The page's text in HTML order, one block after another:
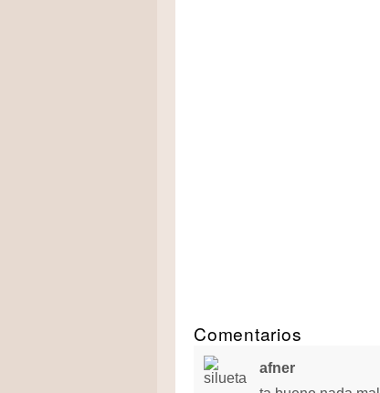
Comentarios
afner